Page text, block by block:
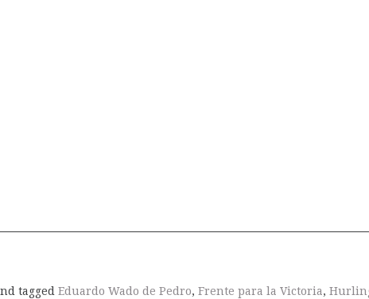
tagged Eduardo Wado de Pedro, Frente para la Victoria,